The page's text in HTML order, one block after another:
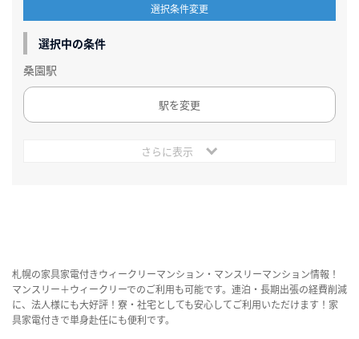
選択条件変更
選択中の条件
桑園駅
駅を変更
さらに表示
札幌の家具家電付きウィークリーマンション・マンスリーマンション情報！
マンスリー＋ウィークリーでのご利用も可能です。連泊・長期出張の経費削減
に、法人様にも大好評！寮・社宅としても安心してご利用いただけます！家
具家電付きで単身赴任にも便利です。